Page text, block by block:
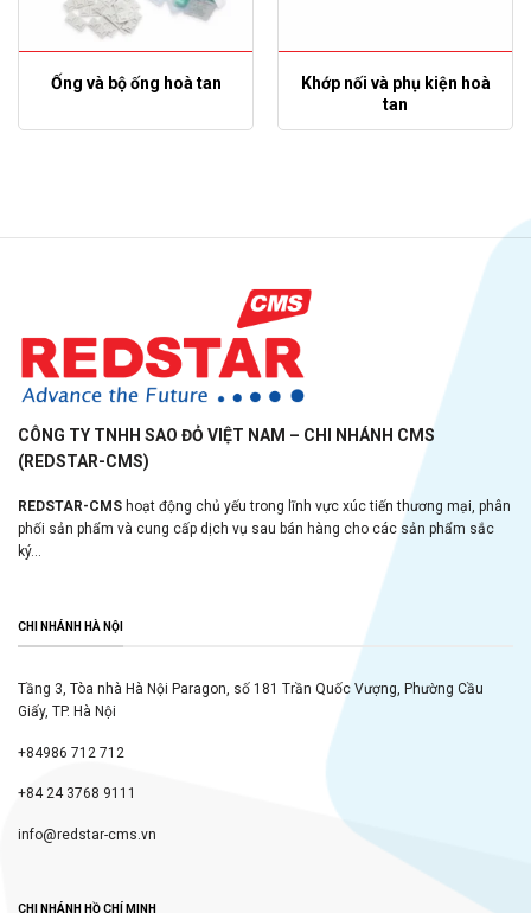
Ống và bộ ống hoà tan
Khớp nối và phụ kiện hoà
tan
CÔNG TY TNHH SAO ĐỎ VIỆT NAM – CHI NHÁNH CMS
(REDSTAR-CMS)
REDSTAR-CMS hoạt động chủ yếu trong lĩnh vực xúc tiến thương mại, phân
phối sản phẩm và cung cấp dịch vụ sau bán hàng cho các sản phẩm sắc
ký...
CHI NHÁNH HÀ NỘI
Tầng 3, Tòa nhà Hà Nội Paragon, số 181 Trần Quốc Vượng, Phường Cầu
Giấy, TP. Hà Nội
+84986 712 712
+84 24 3768 9111
info@redstar-cms.vn
CHI NHÁNH HỒ CHÍ MINH